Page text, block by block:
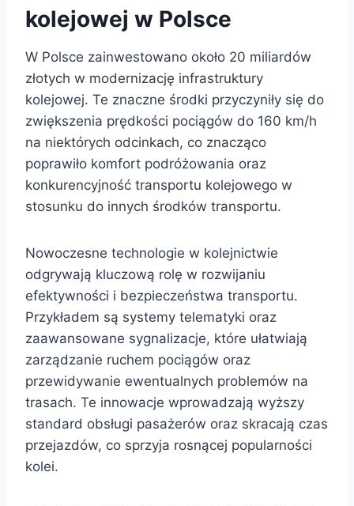
kolejowej w Polsce
W Polsce zainwestowano około 20 miliardów
złotych w modernizację infrastruktury
kolejowej. Te znaczne środki przyczyniły się do
zwiększenia prędkości pociągów do 160 km/h
na niektórych odcinkach, co znacząco
poprawiło komfort podróżowania oraz
konkurencyjność transportu kolejowego w
stosunku do innych środków transportu.
Nowoczesne technologie w kolejnictwie
odgrywają kluczową rolę w rozwijaniu
efektywności i bezpieczeństwa transportu.
Przykładem są systemy telematyki oraz
zaawansowane sygnalizacje, które ułatwiają
zarządzanie ruchem pociągów oraz
przewidywanie ewentualnych problemów na
trasach. Te innowacje wprowadzają wyższy
standard obsługi pasażerów oraz skracają czas
przejazdów, co sprzyja rosnącej popularności
kolei.